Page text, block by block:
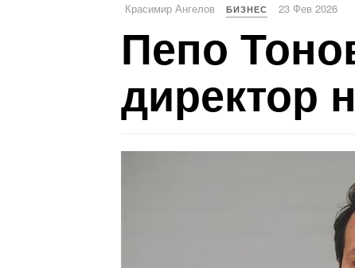
Красимир Ангелов БИЗНЕС 23 Фев 2026
Пепо
директор